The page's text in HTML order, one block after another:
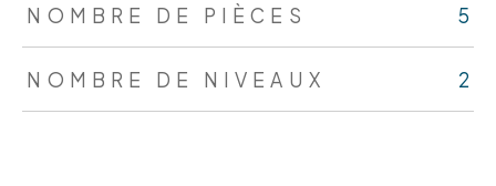
NOMBRE DE PIÈCES 5
NOMBRE DE NIVEAUX 2